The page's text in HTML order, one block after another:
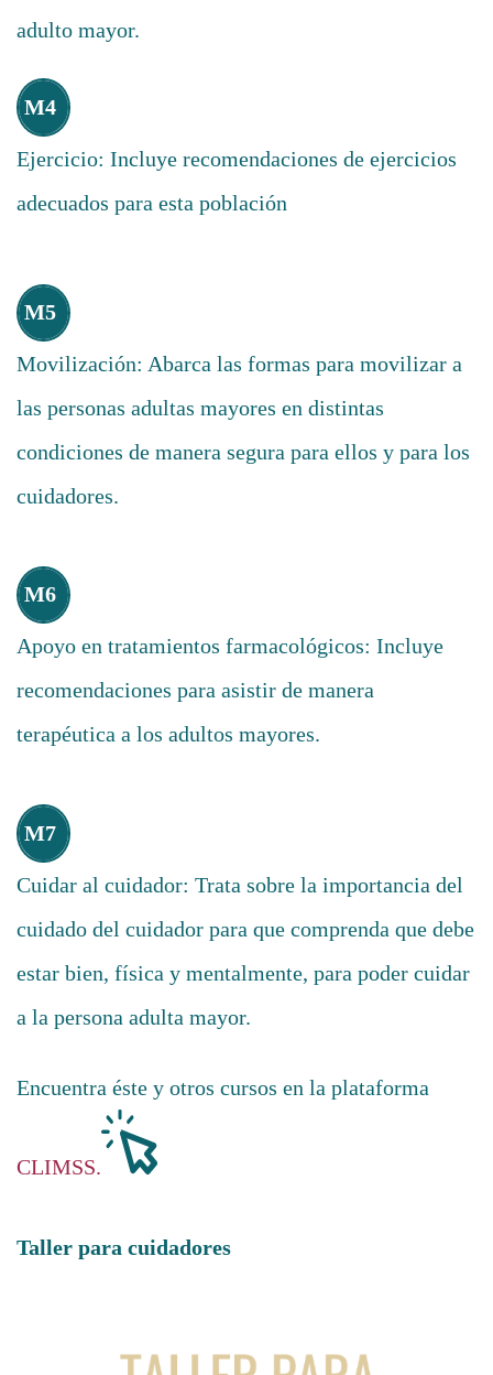
adulto mayor.
M4
Ejercicio: Incluye recomendaciones de ejercicios
adecuados para esta población
M5
Movilización: Abarca las formas para movilizar a
las personas adultas mayores en distintas
condiciones de manera segura para ellos y para los
cuidadores.
M6
Apoyo en tratamientos farmacológicos: Incluye
recomendaciones para asistir de manera
terapéutica a los adultos mayores.
M7
Cuidar al cuidador: Trata sobre la importancia del
cuidado del cuidador para que comprenda que debe
estar bien, física y mentalmente, para poder cuidar
a la persona adulta mayor.
Encuentra éste y otros cursos en la plataforma
CLIMSS.
Taller para cuidadores